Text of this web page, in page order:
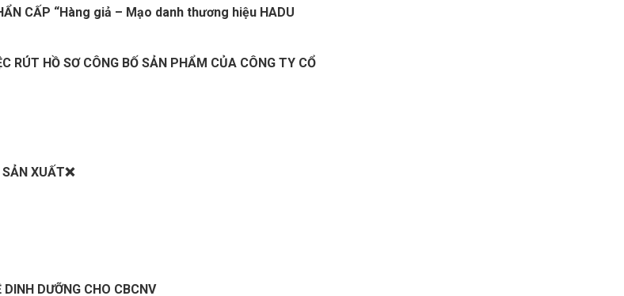
CẤP “Hàng giả – Mạo danh thương hiệu HADU
RÚT HỒ SƠ CÔNG BỐ SẢN PHẨM CỦA CÔNG TY CỔ
XUẤT❌
DƯỠNG CHO CBCNV